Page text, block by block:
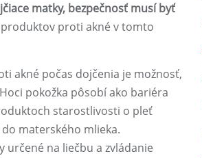
matky, bezpečnosť musí byť
proti akné v tomto
akné počas dojčenia je možnosť,
pokožka pôsobí ako bariéra
starostlivosti o pleť
materského mlieka.
na liečbu a zvládanie